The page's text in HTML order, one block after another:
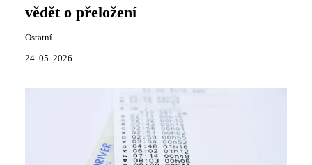
vědět o přeložení
Ostatní
24. 05. 2026